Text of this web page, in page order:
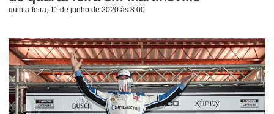
quinta-feira, 11 de junho de 2020 às 8:00